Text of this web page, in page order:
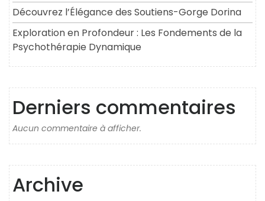
Découvrez l’Élégance des Soutiens-Gorge Dorina
Exploration en Profondeur : Les Fondements de la
Psychothérapie Dynamique
Derniers commentaires
Aucun commentaire à afficher.
Archive